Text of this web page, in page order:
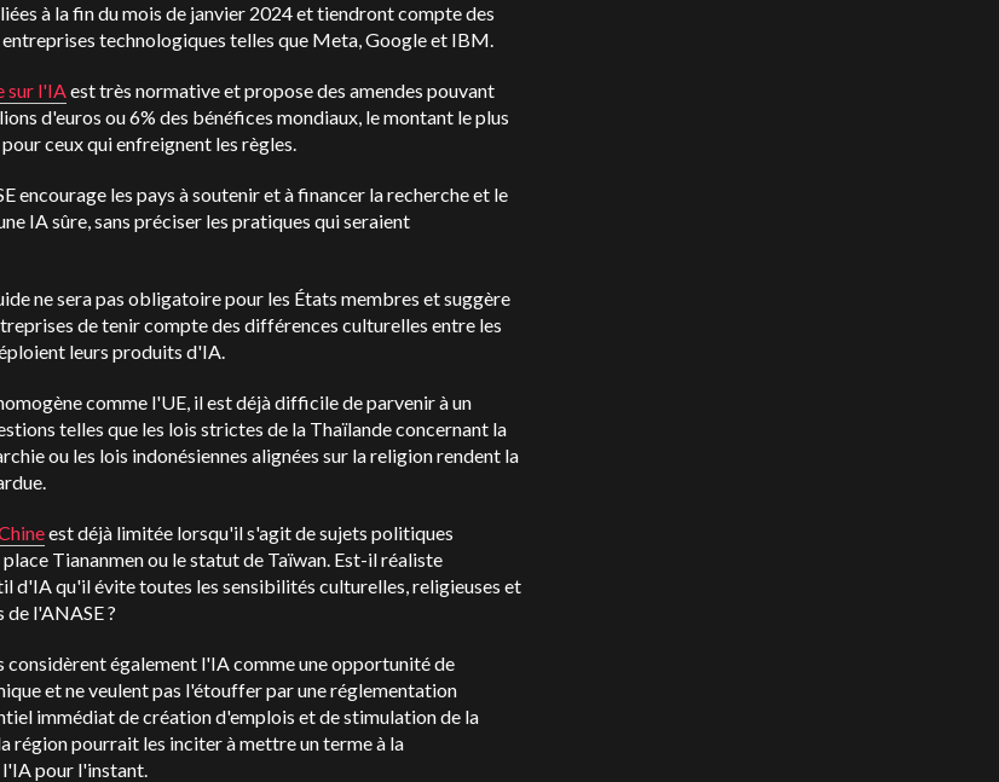
à la fin du mois de janvier 2024 et tiendront compte des
technologiques telles que Meta, Google et IBM.
sur l'IAest très normative et propose des amendes pouvant
d'euros ou 6% des bénéfices mondiaux, le montant le plus
ceux qui enfreignent les règles.
encourage les pays à soutenir et à financer la recherche et le
IA sûre, sans préciser les pratiques qui seraient
ne sera pas obligatoire pour les États membres et suggère
de tenir compte des différences culturelles entre les
leurs produits d'IA.
comme l'UE, il est déjà difficile de parvenir à un
telles que les lois strictes de la Thaïlande concernant la
ou les lois indonésiennes alignées sur la religion rendent la
est déjà limitée lorsqu'il s'agit de sujets politiques
Tiananmen ou le statut de Taïwan. Est-il réaliste
d'IA qu'il évite toutes les sensibilités culturelles, religieuses et
de l'ANASE ?
considèrent également l'IA comme une opportunité de
et ne veulent pas l'étouffer par une réglementation
immédiat de création d'emplois et de stimulation de la
région pourrait les inciter à mettre un terme à la
pour l'instant.